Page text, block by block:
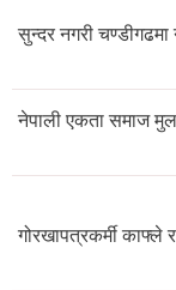
सुन्दर नगरी
नेपाली एकता समाज
गोरखापत्रकर्मी काफ्ले